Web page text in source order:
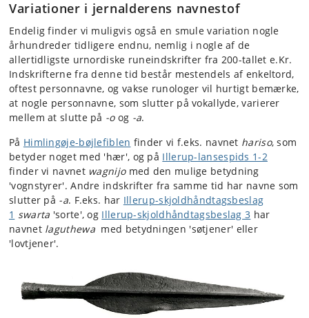
Variationer i jernalderens navnestof
Endelig finder vi muligvis også en smule variation nogle
århundreder tidligere endnu, nemlig i nogle af de
allertidligste urnordiske runeindskrifter fra 200-tallet e.Kr.
Indskrifterne fra denne tid består mestendels af enkeltord,
oftest personnavne, og vakse runologer vil hurtigt bemærke,
at nogle personnavne, som slutter på vokallyde, varierer
mellem at slutte på -oog -a.
På Himlingøje-bøjlefiblen finder vi f.eks. navnet hariso, som
betyder noget med 'hær', og på Illerup-lansespids 1-2
finder vi navnet wagnijomed den mulige betydning
'vognstyrer'. Andre indskrifter fra samme tid har navne som
slutter på -a. F.eks. har Illerup-skjoldhåndtagsbeslag
1 swarta 'sorte', og Illerup-skjoldhåndtagsbeslag 3 har
navnet laguthewamed betydningen 'søtjener' eller
'lovtjener'.